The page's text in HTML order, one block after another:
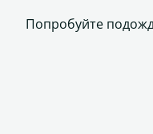
Попробуйте